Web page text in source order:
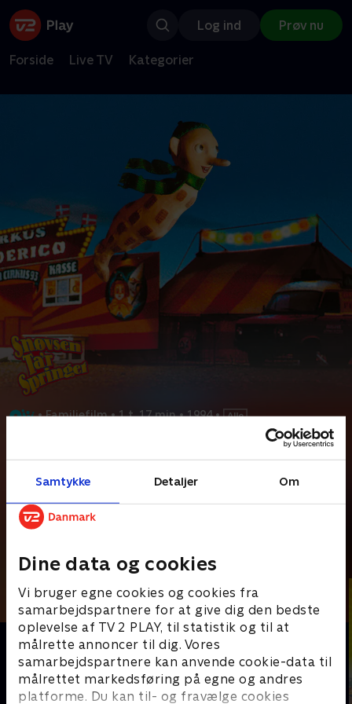
Samtykke Detaljer Om
Dine data og cookies
Vi bruger egne cookies og cookies fra
samarbejdspartnere for at give dig den bedste
oplevelse af TV 2 PLAY, til statistik og til at
målrette annoncer til dig. Vores
samarbejdspartnere kan anvende cookie-data til
målrettet markedsføring på egne og andres
platforme. Du kan til- og fravælge cookies
Log ind Prøv nu
Forside Live TV Kategorier
• Familiefilm • 1 t. 17 min • 1994 •
Eigils familie er kommet i en slem knibe. De skal inden
månedens udgang skaffe 500.000 kroner for at få
Prøv TV 2 Play*
*Kræver pakken Basis. Administrer dit abonnement på Mit TV 2.
Andre så også